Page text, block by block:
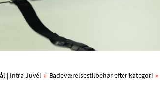
| Intra Juvél » Badeværelsestilbehør efter kategori »